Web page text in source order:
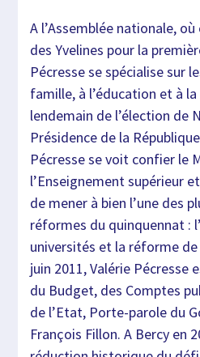
A l’Assemblée nationale,
des Yvelines pour la
Pécresse se spécialise sur
famille, à l’éducation et à la
lendemain de l’élection de
Présidence de la
Pécresse se voit confier le
l’Enseignement supérieur
de mener à bien l’une des
réformes du quinquennat :
universités et la réforme de
juin 2011, Valérie Pécresse
du Budget, des Comptes
de l’Etat, Porte-parole du
François Fillon. A Bercy en